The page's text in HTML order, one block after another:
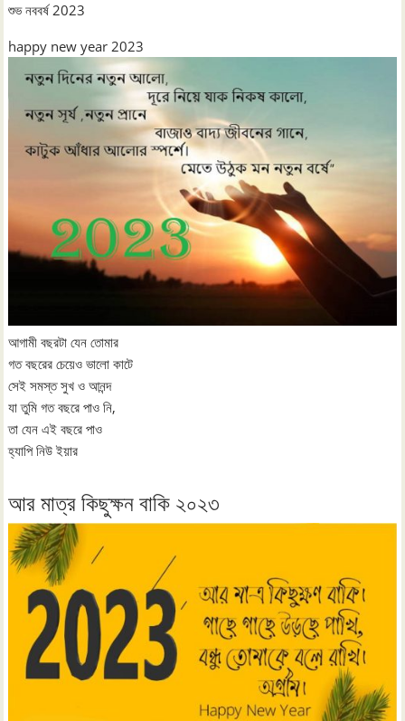
শুভ নববর্ষ 2023
happy new year 2023
আগামী বছরটা যেন তোমার
গত বছরের চেয়েও ভালো কাটে
সেই সমস্ত সুখ ও আনন্দ
যা তুমি গত বছরে পাও নি,
তা যেন এই বছরে পাও
হ্যাপি নিউ ইয়ার
আর মাত্র কিছুক্ষন বাকি ২০২৩